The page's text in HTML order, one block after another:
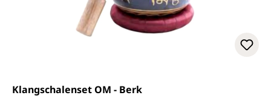
Klangschalenset OM - Berk